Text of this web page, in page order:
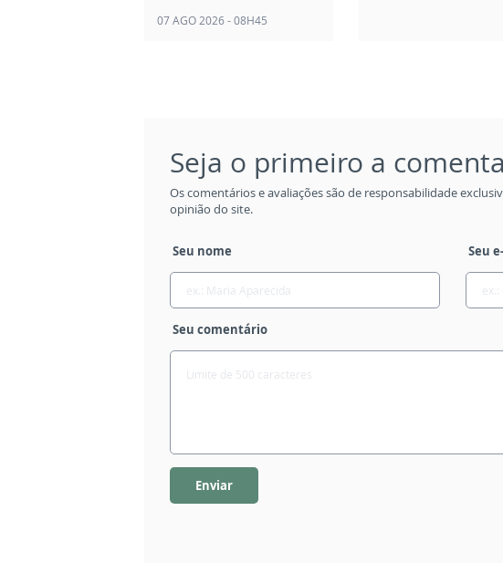
07 AGO 2026 - 08H45
Seja o primeiro a
Os comentários e avaliações são de responsabilidade
opinião do site.
Seu nome Seu
Seu comentário
Enviar